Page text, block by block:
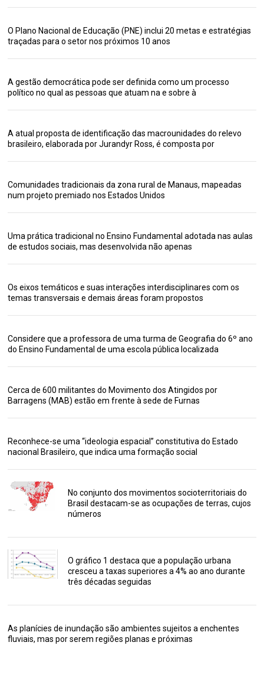
O Plano Nacional de Educação (PNE) inclui 20 metas e estratégias
traçadas para o setor nos próximos 10 anos
A gestão democrática pode ser definida como um processo
político no qual as pessoas que atuam na e sobre à
A atual proposta de identificação das macrounidades do relevo
brasileiro, elaborada por Jurandyr Ross, é composta por
Comunidades tradicionais da zona rural de Manaus, mapeadas
num projeto premiado nos Estados Unidos
Uma prática tradicional no Ensino Fundamental adotada nas aulas
de estudos sociais, mas desenvolvida não apenas
Os eixos temáticos e suas interações interdisciplinares com os
temas transversais e demais áreas foram propostos
Considere que a professora de uma turma de Geografia do 6º ano
do Ensino Fundamental de uma escola pública localizada
Cerca de 600 militantes do Movimento dos Atingidos por
Barragens (MAB) estão em frente à sede de Furnas
Reconhece-se uma “ideologia espacial” constitutiva do Estado
nacional Brasileiro, que indica uma formação social
No conjunto dos movimentos socioterritoriais do
Brasil destacam-se as ocupações de terras, cujos
números
O gráfico 1 destaca que a população urbana
cresceu a taxas superiores a 4% ao ano durante
três décadas seguidas
As planícies de inundação são ambientes sujeitos a enchentes
fluviais, mas por serem regiões planas e próximas